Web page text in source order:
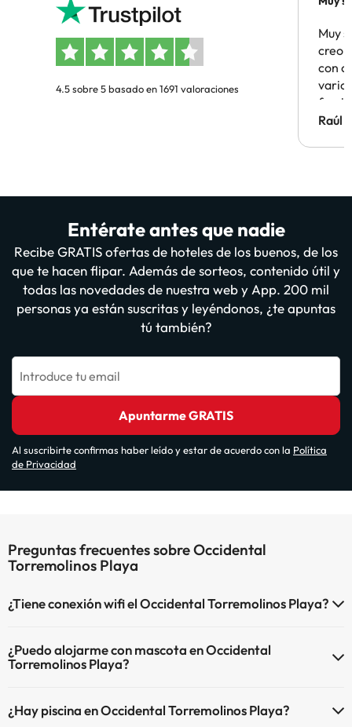
4.5 sobre 5 basado en 1691 valoraciones
Muy
creo
con
Hotel
Raúl
Entérate antes que nadie
Recibe GRATIS ofertas de hoteles de los buenos, de los
que te hacen flipar. Además de sorteos, contenido útil y
todas las novedades de nuestra web y App. 200 mil
personas ya están suscritas y leyéndonos, ¿te apuntas
tú también?
Introduce tu email
Apuntarme GRATIS
Al suscribirte confirmas haber leído y estar de acuerdo con la Política
de Privacidad
Preguntas frecuentes sobre Occidental
Torremolinos Playa
¿Tiene conexión wifi el Occidental Torremolinos Playa?
¿Puedo alojarme con mascota en Occidental
Torremolinos Playa?
¿Hay piscina en Occidental Torremolinos Playa?